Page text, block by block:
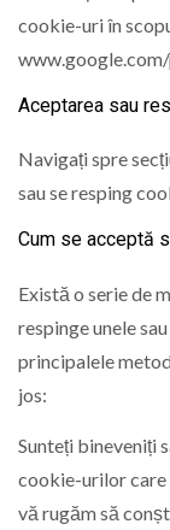
cookie-uri în
Aceptarea sau
Navigați spre
sau se resping
Cum se acceptă
Există o serie de
respinge unele
principalele
jos:
Sunteți bineveniți
cookie-urilor care
vă rugăm să